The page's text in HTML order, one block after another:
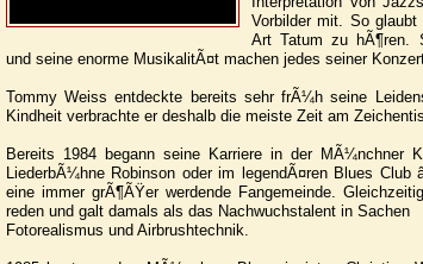
Vorbilder mit. So
Art Tatum zu hÃ¶ren.
und seine enorme MusikalitÃ¤t machen jedes seiner
Tommy Weiss entdeckte bereits sehr frÃ¼h seine
Kindheit verbrachte er deshalb die meiste Zeit am
Bereits 1984 begann seine Karriere in der MÃ¼nchner
LiederbÃ¼hne Robinson oder im legendÃ¤ren Blues
eine immer grÃ¶ÃŸer werdende Fangemeinde.
reden und galt damals als das Nachwuchstalent in Sachen
Fotorealismus und Airbrushtechnik.